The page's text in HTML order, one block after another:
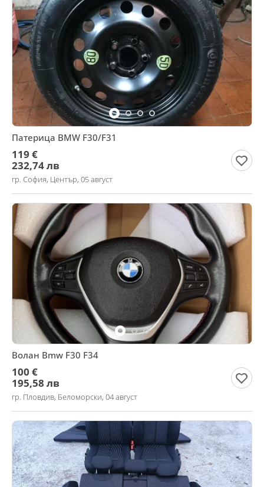
Патерица BMW F30/F31
119 €
232,74 лв
гр. София, Център, 05 август
Волан Bmw F30 F34
100 €
195,58 лв
гр. Пловдив, Беломорски, 04 август